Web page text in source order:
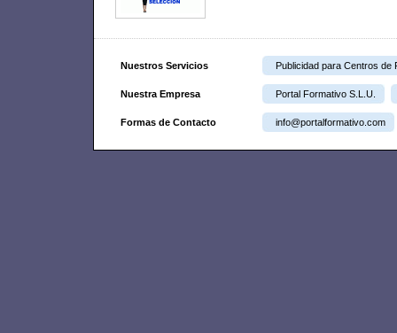
Nuestros Servicios Publicidad para Centros de
Nuestra Empresa Portal Formativo S.L.U.
Formas de Contacto info@portalformativo.com